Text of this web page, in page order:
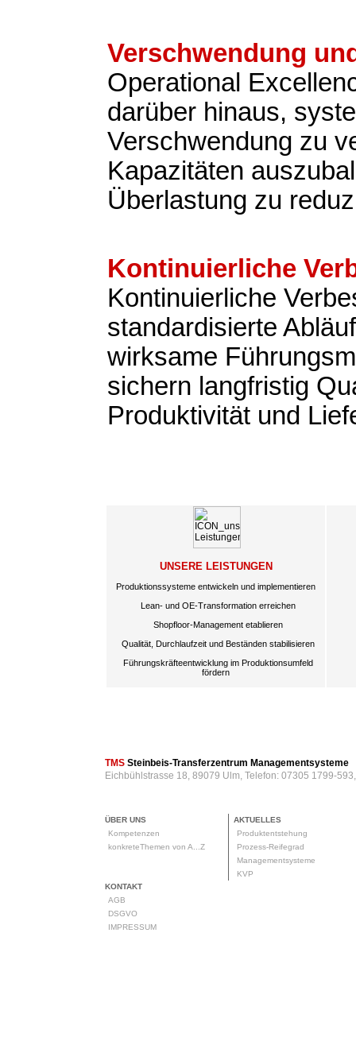
Verschwendung
Operational
darüber hinaus,
Verschwendung zu
Kapazitäten
Überlastung zu
Kontinuierliche
Kontinuierliche
standardisierte
wirksame
sichern langfristig
Produktivität und
UNSERE LEISTUNGEN
Produktionssysteme entwickeln und implementieren
Lean- und OE-Transformation erreichen
Shopfloor-Management etablieren
Qualität, Durchlaufzeit und Beständen stabilisieren
Führungskräfteentwicklung im Produktionsumfeld
fördern
TMS Steinbeis-Transferzentrum Managementsysteme
Eichbühlstrasse 18, 89079 Ulm, Telefon: 07305 1799-
ÜBER UNS
Kompetenzen
konkreteThemen von A...Z
AKTUELLES
Produktentstehung
Prozess-Reifegrad
Managementsysteme
KVP
KONTAKT
AGB
DSGVO
IMPRESSUM